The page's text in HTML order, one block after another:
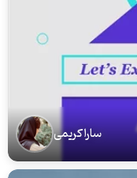
سارا کریمی